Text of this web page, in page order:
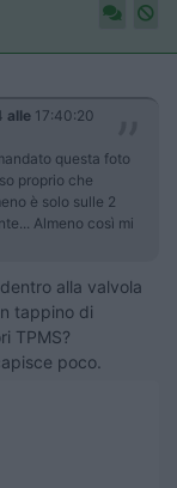
alle 17:40:20
questa foto
proprio che
è solo sulle 2
Almeno così mi
alla valvola
tappino di
TPMS?
poco.